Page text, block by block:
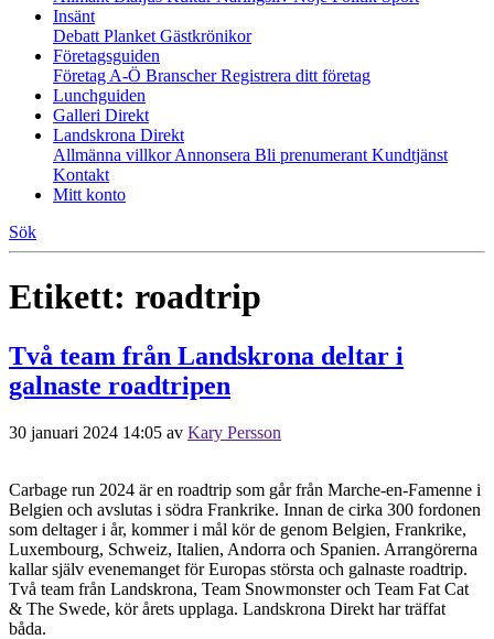
Insänt
Debatt Planket Gästkrönikor
Företagsguiden
Företag A-Ö BranscherRegistrera ditt företag
Lunchguiden
Galleri Direkt
Landskrona Direkt
Allmänna villkorAnnonsera Bli prenumerant Kundtjänst
Kontakt
Mitt konto
Sök
Etikett: roadtrip
Två team från Landskrona deltar i
galnaste roadtripen
30 januari 2024 14:05 av Kary Persson
Carbage run 2024 är en roadtrip som går från Marche-en-Famenne i
Belgien och avslutas i södra Frankrike. Innan de cirka 300 fordonen
som deltager i år, kommer i mål kör de genom Belgien, Frankrike,
Luxembourg, Schweiz, Italien, Andorra och Spanien. Arrangörerna
kallar själv evenemanget för Europas största och galnaste roadtrip.
Två team från Landskrona, Team Snowmonster och Team Fat Cat
& The Swede, kör årets upplaga. Landskrona Direkt har träffat
båda.